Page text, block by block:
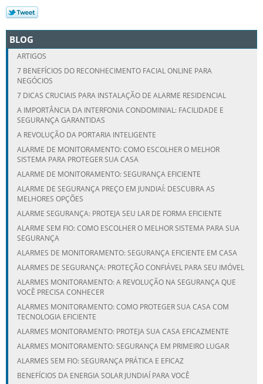
BLOG
ARTIGOS
7 BENEFÍCIOS DO RECONHECIMENTO FACIAL ONLINE PARA
NEGÓCIOS
7 DICAS CRUCIAIS PARA INSTALAÇÃO DE ALARME RESIDENCIAL
A IMPORTÂNCIA DA INTERFONIA CONDOMINIAL: FACILIDADE E
SEGURANÇA GARANTIDAS
A REVOLUÇÃO DA PORTARIA INTELIGENTE
ALARME DE MONITORAMENTO: COMO ESCOLHER O MELHOR
SISTEMA PARA PROTEGER SUA CASA
ALARME DE MONITORAMENTO: SEGURANÇA EFICIENTE
ALARME DE SEGURANÇA PREÇO EM JUNDIAÍ: DESCUBRA AS
MELHORES OPÇÕES
ALARME SEGURANÇA: PROTEJA SEU LAR DE FORMA EFICIENTE
ALARME SEM FIO: COMO ESCOLHER O MELHOR SISTEMA PARA SUA
SEGURANÇA
ALARMES DE MONITORAMENTO: SEGURANÇA EFICIENTE EM CASA
ALARMES DE SEGURANÇA: PROTEÇÃO CONFIÁVEL PARA SEU IMÓVEL
ALARMES MONITORAMENTO: A REVOLUÇÃO NA SEGURANÇA QUE
VOCÊ PRECISA CONHECER
ALARMES MONITORAMENTO: COMO PROTEGER SUA CASA COM
TECNOLOGIA EFICIENTE
ALARMES MONITORAMENTO: PROTEJA SUA CASA EFICAZMENTE
ALARMES MONITORAMENTO: SEGURANÇA EM PRIMEIRO LUGAR
ALARMES SEM FIO: SEGURANÇA PRÁTICA E EFICAZ
BENEFÍCIOS DA ENERGIA SOLAR JUNDIAÍ PARA VOCÊ